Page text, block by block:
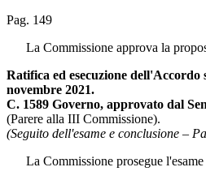
Pag. 149
La Commissione approva la
Ratifica ed esecuzione
novembre 2021.
C. 1589 Governo, approvato dal
(Parere alla III Commissione).
(Seguito dell'esame e conclusione –
La Commissione prosegue l'esame